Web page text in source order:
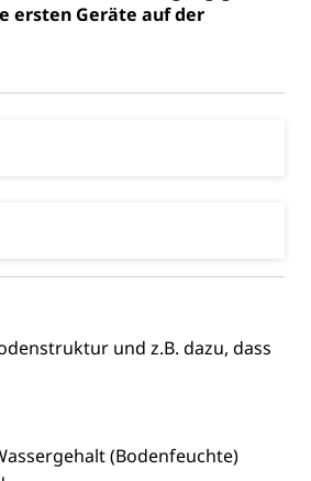
ersten Geräte auf der
und z.B. dazu, dass
(Bodenfeuchte)
(Polizei)
Unfallversicherung,